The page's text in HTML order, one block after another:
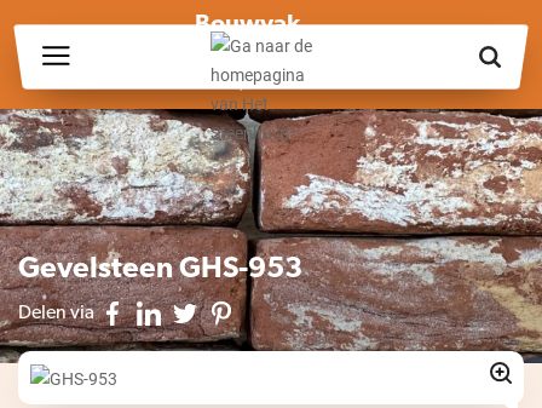
Bouwvak
Wij zijn wegens de bouwvak gesloten op vrijdag 17 juli en in
week 30, 31 en 32.
Gevelsteen GHS-953
Delen via